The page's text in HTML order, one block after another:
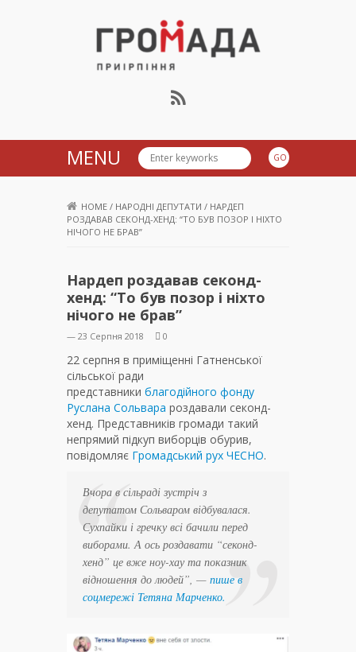
Громада Приірпіння
MENU
HOME / НАРОДНІ ДЕПУТАТИ / НАРДЕП
РОЗДАВАВ СЕКОНД-ХЕНД: “ТО БУВ ПОЗОР І НІХТО
НІЧОГО НЕ БРАВ”
Нардеп роздавав секонд-
хенд: “То був позор і ніхто
нічого не брав”
— 23 Серпня 2018 0
22 серпня в приміщенні Гатненської
сільської ради
представники благодійного фонду
Руслана Сольвара роздавали секонд-
хенд. Представників громади такий
непрямий підкуп виборців обурив,
повідомляє Громадський рух ЧЕСНО.
Вчора в сільраді зустріч з
депутатом Сольваром відбувалася.
Сухпайки і гречку всі бачили перед
виборами. А ось роздавати “секонд-
хенд” це вже ноу-хау та показник
відношення до людей”, — пише в
соцмережі Тетяна Марченко.